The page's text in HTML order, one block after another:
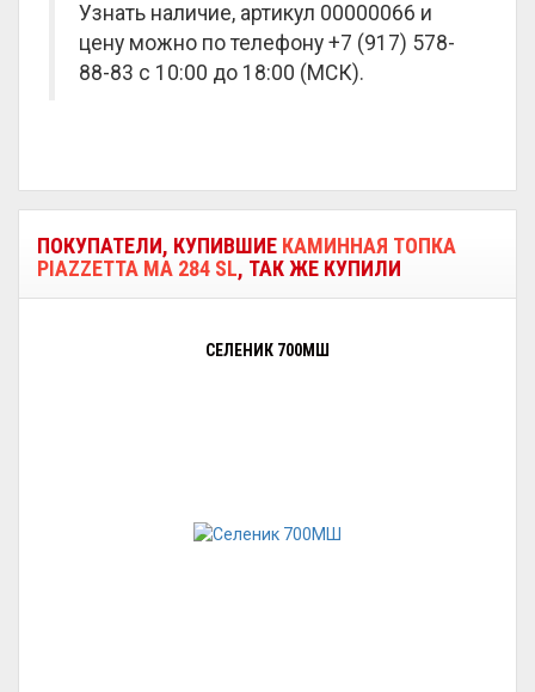
Узнать наличие, артикул 00000066 и
цену можно по телефону +7 (917) 578-
88-83 с 10:00 до 18:00 (МСК).
ПОКУПАТЕЛИ, КУПИВШИЕ КАМИННАЯ ТОПКА
PIAZZETTA MA 284 SL, ТАК ЖЕ КУПИЛИ
СЕЛЕНИК 700МШ